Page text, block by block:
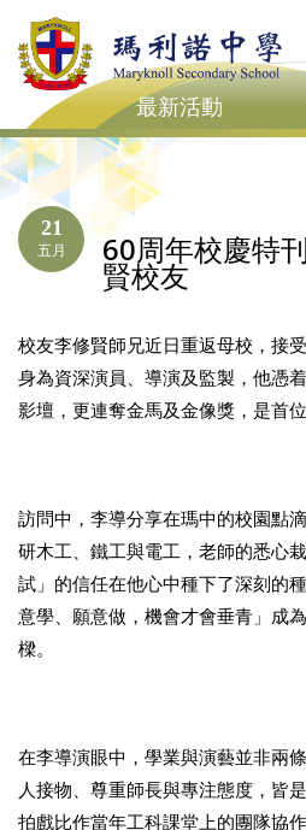
最新活動
21
五月 60周年校慶特
賢校友
校友李修賢師兄近日重返母校，接
身為資深演員、導演及監製，他憑
影壇，更連奪金馬及金像獎，是首
訪問中，李導分享在瑪中的校園點
研木工、鐵工與電工，老師的悉心
試」的信任在他心中種下了深刻的
意學、願意做，機會才會垂青」成
樑。
在李導演眼中，學業與演藝並非兩
人接物、尊重師長與專注態度，皆
拍戲比作當年工科課堂上的團隊協